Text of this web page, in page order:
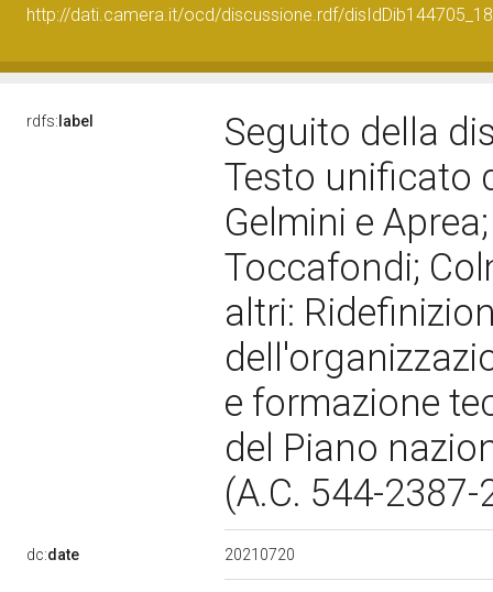
http://dati.camera.it/ocd/discussione.rdf/disIdDib144705_18
rdfs: label
Seguito della
Testo unificato
Gelmini e
Toccafondi;
altri:
e formazione
del Piano
(A.C. 544-
dc:date 20210720